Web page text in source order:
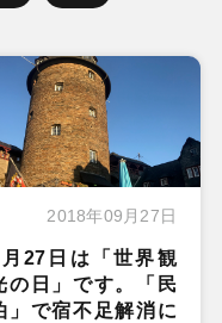
2018年09月27日
27日は「世界観
の日」です。「民
」で宿不足解消に